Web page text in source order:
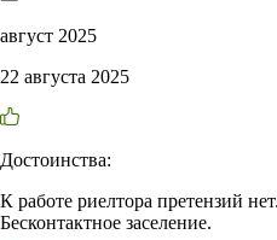
август 2025
22 августа 2025
Достоинства:
К работе риелтора претензий
Бесконтактное заселение.